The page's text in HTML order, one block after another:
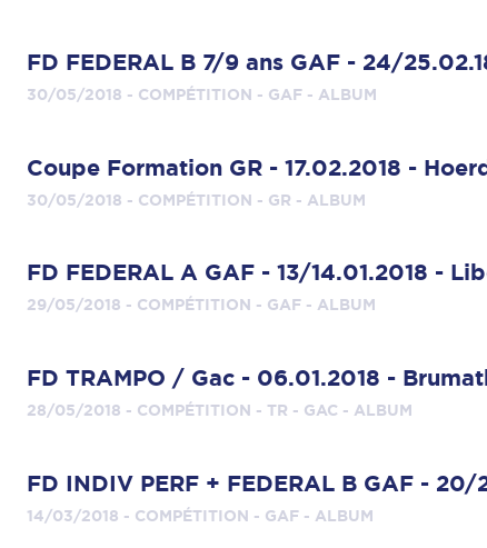
FD FEDERAL B 7/9 ans GAF - 24/
30/05/2018 - COMPÉTITION - GAF - ALBUM
Coupe Formation GR - 17.02.2018 -
30/05/2018 - COMPÉTITION - GR - ALBUM
FD FEDERAL A GAF - 13/14.01.2018 -
29/05/2018 - COMPÉTITION - GAF - ALBUM
FD TRAMPO / Gac - 06.01.2018 -
28/05/2018 - COMPÉTITION - TR - GAC - ALBUM
FD INDIV PERF + FEDERAL B GAF - 20/
14/03/2018 - COMPÉTITION - GAF - ALBUM